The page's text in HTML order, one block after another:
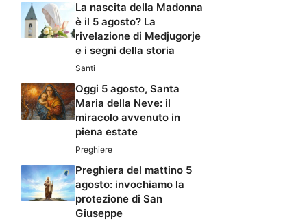
La nascita della Madonna
è il 5 agosto? La
rivelazione di Medjugorje
e i segni della storia
Santi
Oggi 5 agosto, Santa
Maria della Neve: il
miracolo avvenuto in
piena estate
Preghiere
Preghiera del mattino 5
agosto: invochiamo la
protezione di San
Giuseppe